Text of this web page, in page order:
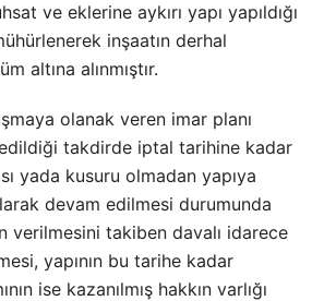
ve eklerine aykırı yapı yapıldığı
inşaatın derhal
altına alınmıştır.
olanak veren imar planı
takdirde iptal tarihine kadar
yada kusuru olmadan yapıya
devam edilmesi durumunda
verilmesini takiben davalı idarece
yapının bu tarihe kadar
ise kazanılmış hakkın varlığı